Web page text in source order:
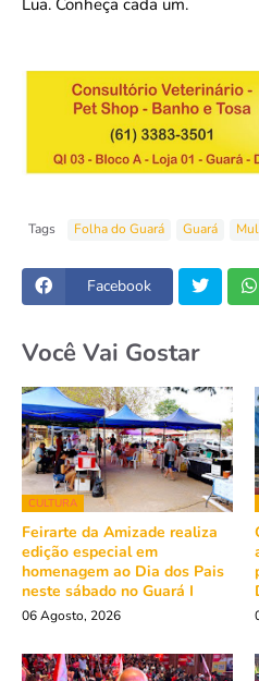
Tags Folha do Guará Guará
Facebook
Você Vai Gostar
CULTURA
Feirarte da Amizade realiza
edição especial em
homenagem ao Dia dos Pais
neste sábado no Guará I
06 Agosto, 2026